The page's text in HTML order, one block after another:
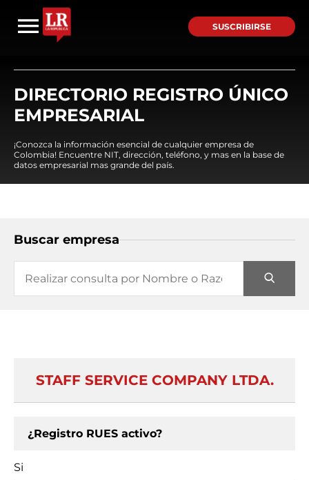
SUSCRIBIRSE
DIRECTORIO REGISTRO ÚNICO
EMPRESARIAL
¡Conozca la información esencial de cualquier empresa de
Colombia! Encuentre NIT, dirección, teléfono, y mas en la base de
datos empresarial mas grande del país.
Buscar empresa
STAFF SERVICE COMPANY LTDA.
¿Registro RUES activo?
Si